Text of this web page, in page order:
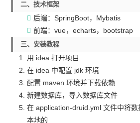
二、技术框架
后端：SpringBoot，Mybatis
前端：vue，echarts，bootstrap
三、安装教程
用 idea 打开项目
在 idea 中配置 jdk 环境
配置 maven 环境并下载依赖
新建数据库，导入数据库文件
在 application-druid.yml 文件中将
本地的